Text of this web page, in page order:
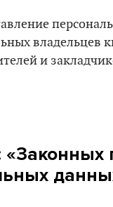
владельцев
и